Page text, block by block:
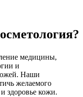
медицины,
и
Наши
желаемого
здоровье кожи.